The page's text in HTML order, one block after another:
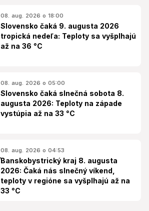
08. aug. 2026 o 18:00
Slovensko čaká 9. augusta 2026
tropická nedeľa: Teploty sa vyšplhajú
až na 36 °C
08. aug. 2026 o 05:00
Slovensko čaká slnečná sobota 8.
augusta 2026: Teploty na západe
vystúpia až na 33 °C
08. aug. 2026 o 04:53
Banskobystrický kraj 8. augusta
2026: Čaká nás slnečný víkend,
teploty v regióne sa vyšplhajú až na
33 °C